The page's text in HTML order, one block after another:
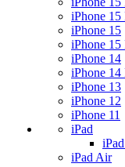
iPhone 15
iPhone 15
iPhone 15
iPhone 14
iPhone 14
iPhone 13
iPhone 12
iPhone 11
iPad
iPad Air